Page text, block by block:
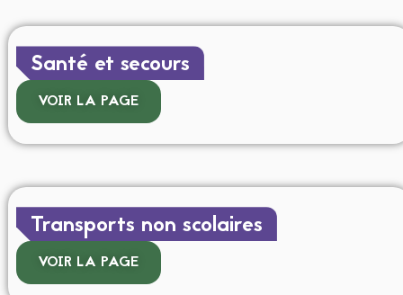
Santé et secours
VOIR LA PAGE
Transports non scolaires
VOIR LA PAGE